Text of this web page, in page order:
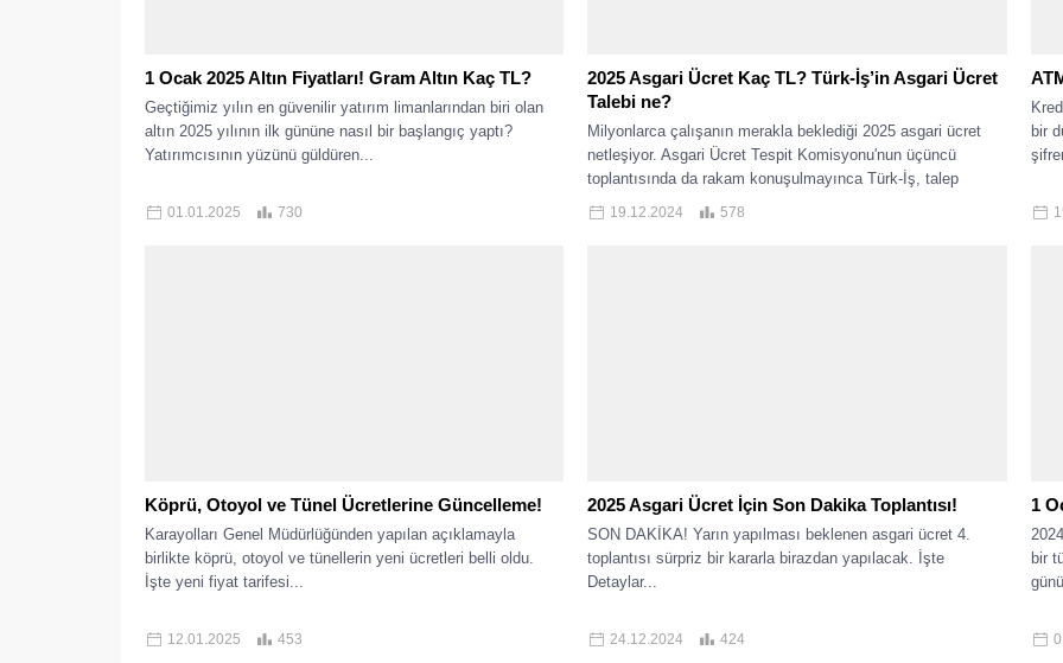
1 Ocak 2025 Altın Fiyatları! Gram Altın Kaç TL?
Geçtiğimiz yılın en güvenilir yatırım limanlarından biri olan
altın 2025 yılının ilk gününe nasıl bir başlangıç yaptı?
Yatırımcısının yüzünü güldüren...
01.01.2025 730
2025 Asgari Ücret Kaç TL? Türk-İş’in Asgari Ücret
Talebi ne?
Milyonlarca çalışanın merakla beklediği 2025 asgari ücret
netleşiyor. Asgari Ücret Tespit Komisyonu'nun üçüncü
toplantısında da rakam konuşulmayınca Türk-İş, talep
ettiği...
19.12.2024 578
bir
Köprü, Otoyol ve Tünel Ücretlerine Güncelleme!
Karayolları Genel Müdürlüğünden yapılan açıklamayla
birlikte köprü, otoyol ve tünellerin yeni ücretleri belli oldu.
İşte yeni fiyat tarifesi...
12.01.2025 453
2025 Asgari Ücret İçin Son Dakika Toplantısı!
SON DAKİKA! Yarın yapılması beklenen asgari ücret 4.
toplantısı sürpriz bir kararla birazdan yapılacak. İşte
Detaylar...
24.12.2024 424
1
bir